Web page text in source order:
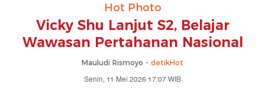
Hot Photo
Vicky Shu Lanjut S2, Belajar
Wawasan Pertahanan Nasional
Mauludi Rismoyo - detikHot
Senin, 11 Mei 2026 17:07 WIB